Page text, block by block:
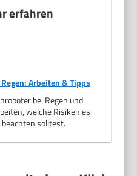
erfahren
Arbeiten & Tipps
bei Regen und
welche Risiken es
solltest.